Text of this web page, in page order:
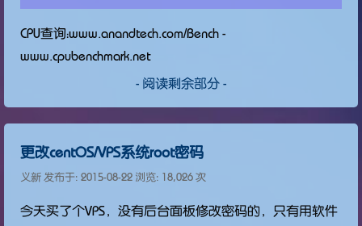
CPU查询：www.anandtech.com/Bench -
www.cpubenchmark.net
- 阅读剩余部分 -
更改centOS/VPS系统root密码
义新 发布于: 2015-08-22 浏览: 18,026 次
今天买了个VPS，没有后台面板修改密码的，只有用软件